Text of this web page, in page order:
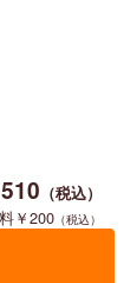
510
200